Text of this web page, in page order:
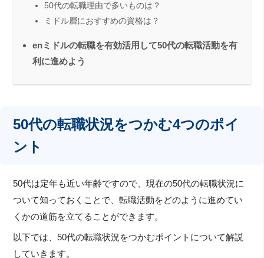
50代の転職理由で多いものは？
ミドル層におすすめの資格は？
enミドルの転職を有効活用して50代の転職活動を有
利に進めよう
50代の転職状況をつかむ4つのポイ
ント
50代は定年も近い年齢ですので、現在の50代の転職状況に
ついて知っておくことで、転職活動をどのように進めてい
くかの道筋を立てることができます。
以下では、50代の転職状況をつかむポイントについて解説
していきます。